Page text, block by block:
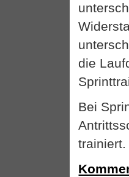
die
Bei
trainiert.